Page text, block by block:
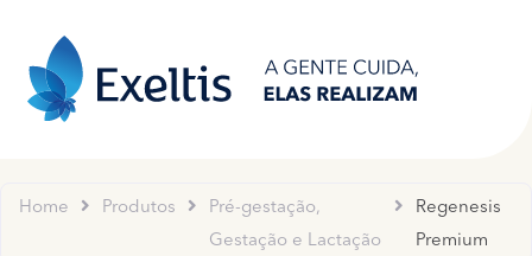
Home Produtos
Pré-gestação,
Gestação e Lactação
Regenesis
Premium